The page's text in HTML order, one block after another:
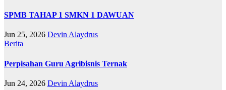
SPMB TAHAP 1 SMKN 1 DAWUAN
Jun 25, 2026 Devin Alaydrus
Berita
Perpisahan Guru Agribisnis Ternak
Jun 24, 2026 Devin Alaydrus